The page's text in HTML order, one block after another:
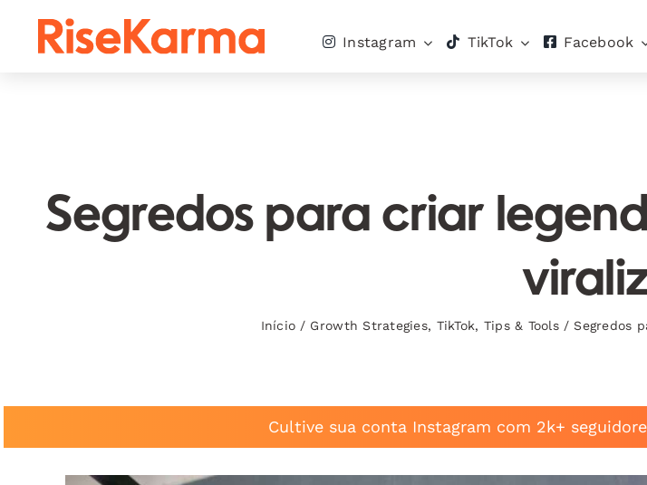
Instagram TikTok Facebook
Segredos para criar
Início / Growth Strategies, TikTok, Tips & Tools / Segredos
Cultive sua conta Instagram com 2k+